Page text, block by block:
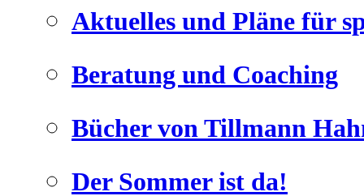
Aktuelles und Pläne für
Beratung und Coaching
Bücher von Tillmann
Der Sommer ist da!